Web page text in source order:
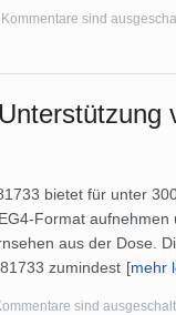
Kommentare sind
bietet für unter
Format
aus der Dose.
zumindest [mehr
sind